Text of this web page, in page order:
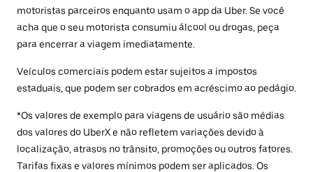
motoristas parceiros enquanto usam o app da Uber. Se você
acha que o seu motorista consumiu álcool ou drogas, peça
para encerrar a viagem imediatamente.
Veículos comerciais podem estar sujeitos a impostos
estaduais, que podem ser cobrados em acréscimo ao pedágio.
*Os valores de exemplo para viagens de usuário são médias
dos valores do UberX e não refletem variações devido à
localização, atrasos no trânsito, promoções ou outros fatores.
Tarifas fixas e valores mínimos podem ser aplicados. Os